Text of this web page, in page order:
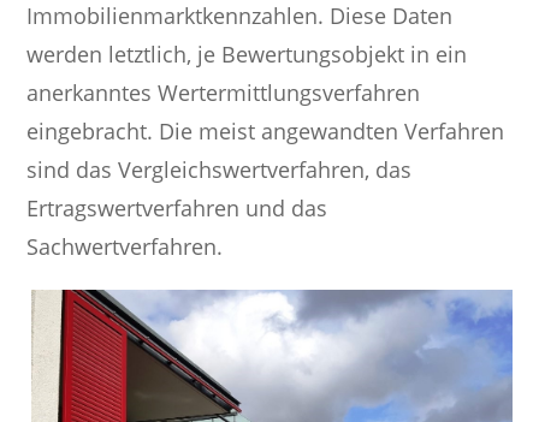
Immobilienmarktkennzahlen. Diese Daten
werden letztlich, je Bewertungsobjekt in ein
anerkanntes Wertermittlungsverfahren
eingebracht. Die meist angewandten Verfahren
sind das Vergleichswertverfahren, das
Ertragswertverfahren und das
Sachwertverfahren.